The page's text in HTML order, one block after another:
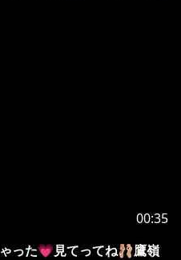
00:35
った💗見てってね🩰鷹嶺